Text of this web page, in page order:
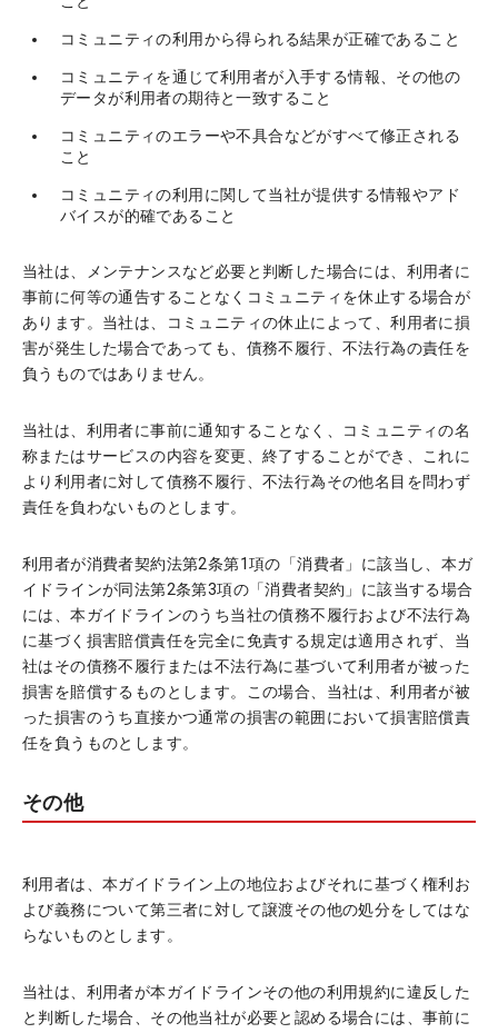
コミュニティの利用から得られる結果が正確であること
コミュニティを通じて利用者が入手する情報、その他の
データが利用者の期待と一致すること
コミュニティのエラーや不具合などがすべて修正される
こと
コミュニティの利用に関して当社が提供する情報やアド
バイスが的確であること
当社は、メンテナンスなど必要と判断した場合には、利用者に
事前に何等の通告することなくコミュニティを休止する場合が
あります。当社は、コミュニティの休止によって、利用者に損
害が発生した場合であっても、債務不履行、不法行為の責任を
負うものではありません。
当社は、利用者に事前に通知することなく、コミュニティの名
称またはサービスの内容を変更、終了することができ、これに
より利用者に対して債務不履行、不法行為その他名目を問わず
責任を負わないものとします。
利用者が消費者契約法第2条第1項の「消費者」に該当し、本ガ
イドラインが同法第2条第3項の「消費者契約」に該当する場合
には、本ガイドラインのうち当社の債務不履行および不法行為
に基づく損害賠償責任を完全に免責する規定は適用されず、当
社はその債務不履行または不法行為に基づいて利用者が被った
損害を賠償するものとします。この場合、当社は、利用者が被
った損害のうち直接かつ通常の損害の範囲において損害賠償責
任を負うものとします。
その他
利用者は、本ガイドライン上の地位およびそれに基づく権利お
よび義務について第三者に対して譲渡その他の処分をしてはな
らないものとします。
当社は、利用者が本ガイドラインその他の利用規約に違反した
と判断した場合、その他当社が必要と認める場合には、事前に